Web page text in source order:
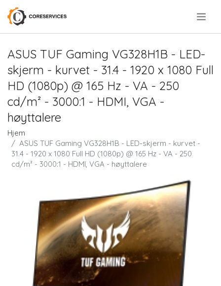
ASUS TUF Gaming VG328H1B - LED-
skjerm - kurvet - 31.4 - 1920 x 1080 Full
HD (1080p) @ 165 Hz - VA - 250
cd/m² - 3000:1 - HDMI, VGA -
høyttalere
Hjem
ASUS TUF Gaming VG328H1B - LED-skjerm - kurvet -
31.4 - 1920 x 1080 Full HD (1080p) @ 165 Hz - VA - 250
cd/m² - 3000:1 - HDMI, VGA - høyttalere